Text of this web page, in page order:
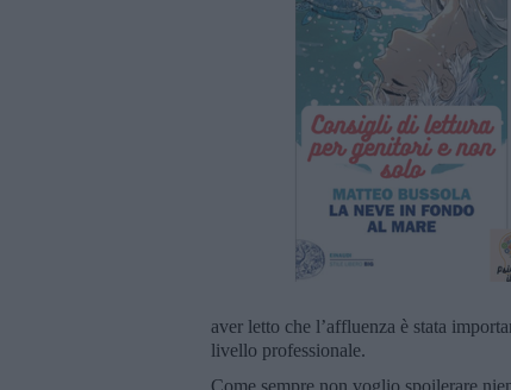
aver letto che l’affluenza è stata
livello professionale.
Come sempre non voglio spoilerare